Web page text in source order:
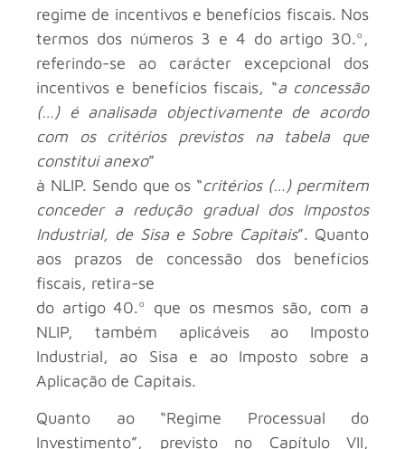
regime de incentivos e benefícios fiscais. Nos
termos dos números 3 e 4 do artigo 30.º,
referindo-se ao carácter excepcional dos
incentivos e benefícios fiscais, “a concessão
(…) é analisada objectivamente de acordo
com os critérios previstos na tabela que
constitui anexo”
à NLIP. Sendo que os “critérios (…) permitem
conceder a redução gradual dos Impostos
Industrial, de Sisa e Sobre Capitais”. Quanto
aos prazos de concessão dos benefícios
fiscais, retira-se
do artigo 40.º que os mesmos são, com a
NLIP, também aplicáveis ao Imposto
Industrial, ao Sisa e ao Imposto sobre a
Aplicação de Capitais.
Quanto ao “Regime Processual do
Investimento”, previsto no Capítulo VII,